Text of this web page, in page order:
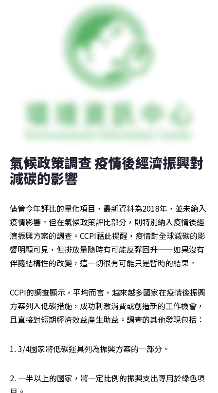
氣候政策調查 疫情後經濟振興對
減碳的影響
儘管今年評比的量化項目，最新資料為2018年，並未納入
疫情影響。但在氣候政策評比部分，則特別納入疫情後經
濟振興方案的調查。CCPI藉此提醒，疫情對全球減碳的影
響明顯可見，但排放量隨時有可能反彈回升——如果沒有
伴隨結構性的改變，這一切很有可能只是暫時的結果。
CCPI的調查顯示，平均而言，越來越多國家在疫情後振興
方案列入低碳措施，成功刺激消費或創造新的工作機會，
且直接對短期經濟效益產生助益。調查的其他發現包括：
1. 3/4國家將低碳運具列為振興方案的一部分。
2. 一半以上的國家，將一定比例的振興支出專用於綠色項